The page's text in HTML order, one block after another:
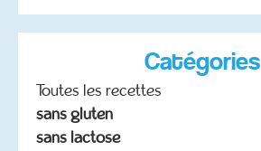
Catégories
Toutes les recettes
sans gluten
sans lactose